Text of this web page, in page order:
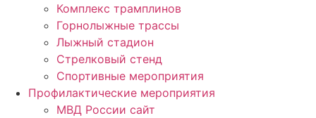
Комплекс трамплинов
Горнолыжные трассы
Лыжный стадион
Стрелковый стенд
Спортивные мероприятия
Профилактические мероприятия
МВД России сайт